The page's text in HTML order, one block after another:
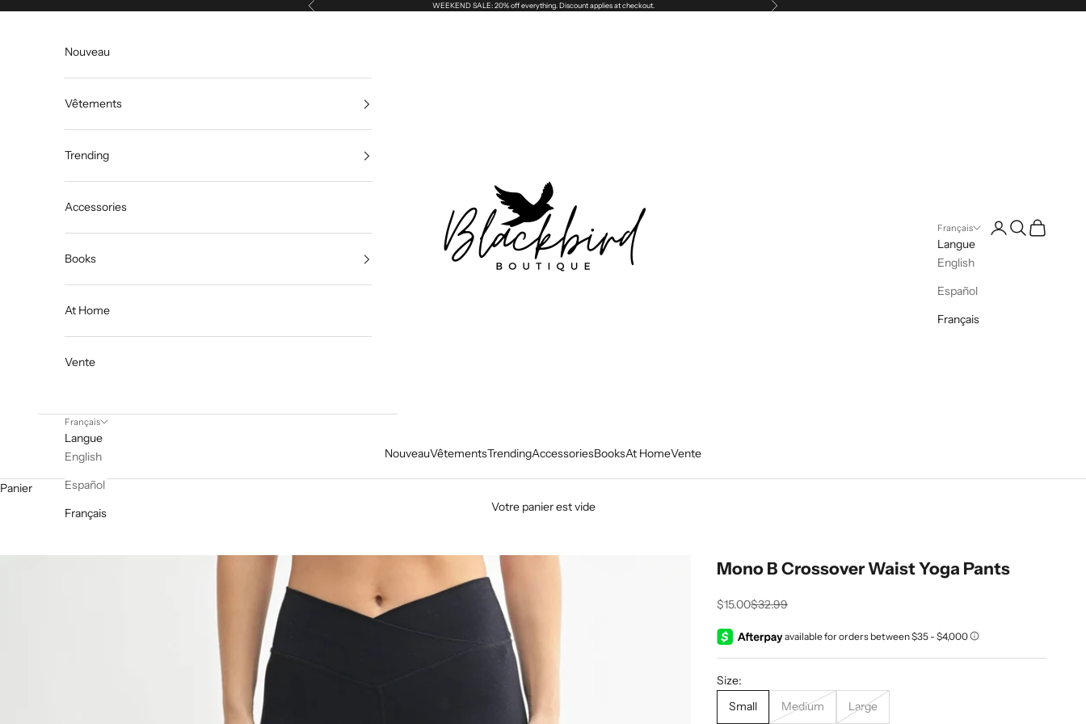
Passer au contenu Précédent WEEKEND SALE: 20% off everything. Discount applies at checkout. Suivant
Blackbird Boutique
NouveauVêtementsTrendingAccessoriesBooksAt HomeVente
Français
Langue
English
Español
Français
Connexion
Recherche
Panier
Nouveau
Vêtements
Trending
Accessories
Books
At Home
Vente
Français
Langue
English
Español
Français
Panier
Votre panier est vide
Mono B Crossover Waist Yoga Pants
Prix de vente
$15.00Prix normal
$32.99
Size:
Small
Medium Large